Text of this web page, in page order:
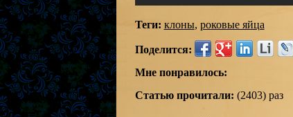
Теги: клоны, роковые яйца
Поделится:
Мне понравилось:
Статью прочитали: (2403) раз